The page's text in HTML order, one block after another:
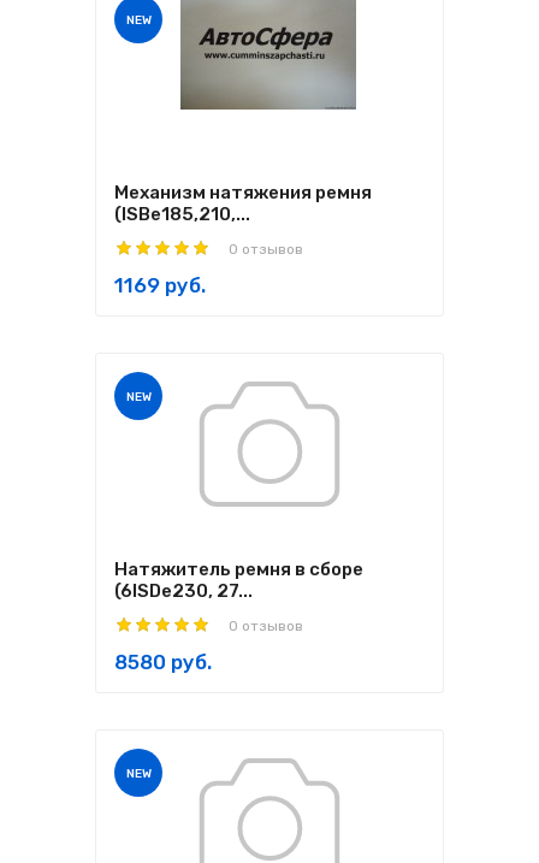
NEW
Механизм натяжения ремня
(ISBe185,210,...
0 отзывов
1169 руб.
NEW
Натяжитель ремня в сборе
(6ISDe230, 27...
0 отзывов
8580 руб.
NEW